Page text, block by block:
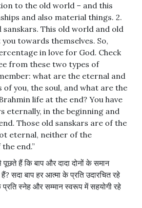
to the old world – and this
and also material things. 2.
This old world and old
towards themselves. So,
in love for God. Check
from these two types of
what are the eternal and
of you, the soul, and what are the
life at the end? You have
eternally, in the beginning and
Those old sanskars are of the
eternal, neither of the
end.”
पूछते हैं कि बाप और दादा दोनों के समान
सदा बाप हर आत्मा के प्रति उदारचित रहे
स्नेह और सम्मान स्वरूप में सहयोगी रहे